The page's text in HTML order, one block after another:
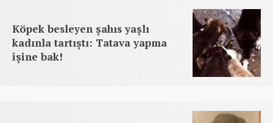
Köpek besleyen şahıs yaşlı
kadınla tartıştı: Tatava yapma
işine bak!